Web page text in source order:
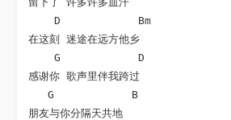
    D            Bm
在这刻 迷途在远方他乡
    G            D
感谢你 歌声里伴我跨过
   G            B
朋友与你分隔天共地